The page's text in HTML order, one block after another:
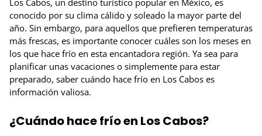
Los Cabos, un destino turístico popular en México, es
conocido por su clima cálido y soleado la mayor parte del
año. Sin embargo, para aquellos que prefieren temperaturas
más frescas, es importante conocer cuáles son los meses en
los que hace frío en esta encantadora región. Ya sea para
planificar unas vacaciones o simplemente para estar
preparado, saber cuándo hace frío en Los Cabos es
información valiosa.
¿Cuándo hace frío en Los Cabos?